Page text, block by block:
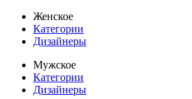
Женское
Категории
Дизайнеры
Мужское
Категории
Дизайнеры